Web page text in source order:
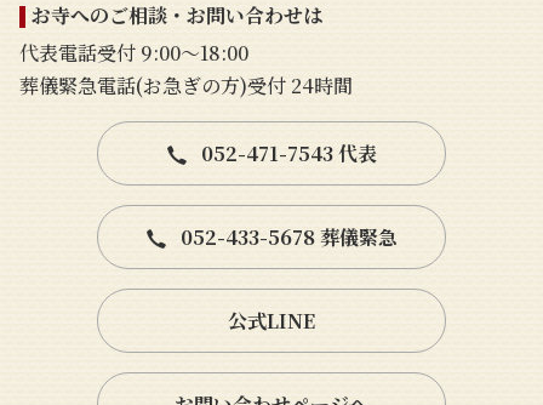
お寺へのご相談・お問い合わせは
代表電話受付 9:00〜18:00
葬儀緊急電話(お急ぎの方)受付 24時間
052-471-7543 代表
052-433-5678 葬儀緊急
公式LINE